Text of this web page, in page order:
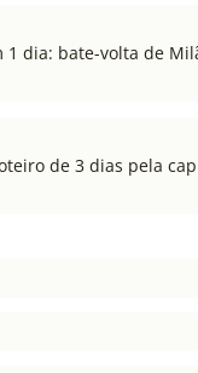
1 dia: bate-volta de
de 3 dias pela